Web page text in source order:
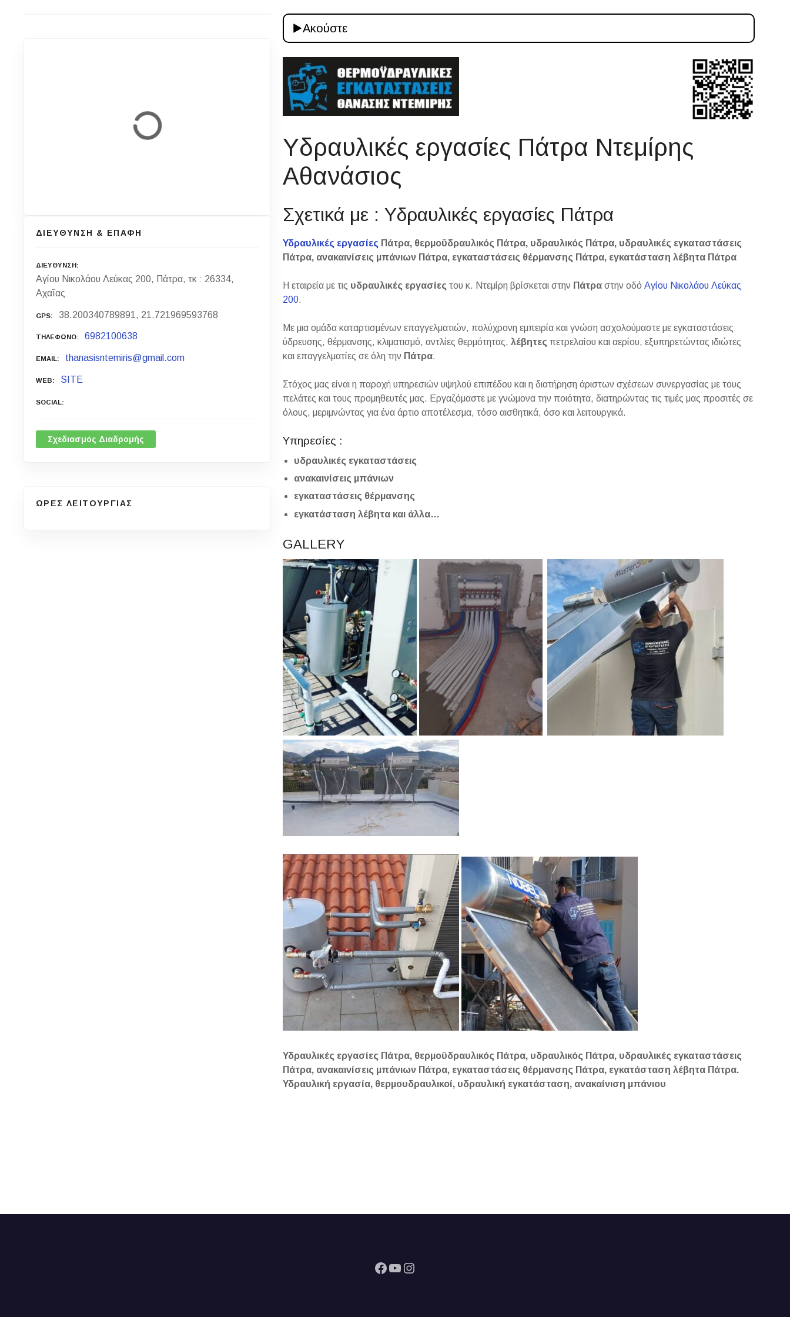
ΔΙΕΥΘΥΝΣΗ & ΕΠΑΦΗ
ΔΙΕΥΘΥΝΣΗ
Αγίου Νικολάου Λεύκας 200, Πάτρα, τκ : 26334,
Αχαΐας
GPS 38.200340789891, 21.721969593768
ΤΗΛΕΦΩΝΟ 6982100638
EMAIL thanasisntemiris@gmail.com
WEB SITE
SOCIAL
Σχεδιασμός Διαδρομής
ΩΡΕΣ ΛΕΙΤΟΥΡΓΙΑΣ
Ακούστε
Υδραυλικές εργασίες Πάτρα Ντεμίρης
Αθανάσιος
Σχετικά με : Υδραυλικές εργασίες Πάτρα
Υδραυλικές εργασίες Πάτρα, θερμοϋδραυλικός Πάτρα, υδραυλικός Πάτρα, υδραυλικές εγκαταστάσεις
Πάτρα, ανακαινίσεις μπάνιων Πάτρα, εγκαταστάσεις θέρμανσης Πάτρα, εγκατάσταση λέβητα Πάτρα
Η εταιρεία με τις υδραυλικές εργασίες του κ. Ντεμίρη βρίσκεται στην Πάτρα στην οδόΑγίου Νικολάου Λεύκας
200.
Με μια ομάδα καταρτισμένων επαγγελματιών, πολύχρονη εμπειρία και γνώση ασχολούμαστε με εγκαταστάσεις
ύδρευσης, θέρμανσης, κλιματισμό, αντλίες θερμότητας,λέβητες πετρελαίου και αερίου, εξυπηρετώντας ιδιώτες
και επαγγελματίες σε όλη την Πάτρα.
Στόχος μας είναι η παροχή υπηρεσιών υψηλού επιπέδου και η διατήρηση άριστων σχέσεων συνεργασίας με τους
πελάτες και τους προμηθευτές μας. Εργαζόμαστε με γνώμονα την ποιότητα, διατηρώντας τις τιμές μας προσιτές σε
όλους, μεριμνώντας για ένα άρτιο αποτέλεσμα, τόσο αισθητικά, όσο και λειτουργικά.
Υπηρεσίες :
υδραυλικές εγκαταστάσεις
ανακαινίσεις μπάνιων
εγκαταστάσεις θέρμανσης
εγκατάσταση λέβητα και άλλα…
GALLERY
Υδραυλικές εργασίες Πάτρα, θερμοϋδραυλικός Πάτρα, υδραυλικός Πάτρα, υδραυλικές εγκαταστάσεις
Πάτρα, ανακαινίσεις μπάνιων Πάτρα, εγκαταστάσεις θέρμανσης Πάτρα, εγκατάσταση λέβητα Πάτρα.
Υδραυλική εργασία, θερμουδραυλικοί, υδραυλική εγκατάσταση, ανακαίνιση μπάνιου
Facebook YouTube Instagram